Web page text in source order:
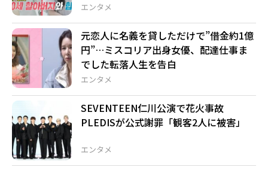
エンタメ
エンタメ
元恋人に名義を貸しただけで”借金約1億
円”…ミスコリア出身女優、配達仕事ま
でした転落人生を告白
エンタメ
SEVENTEEN仁川公演で花火事故
PLEDISが公式謝罪「観客2人に被害」